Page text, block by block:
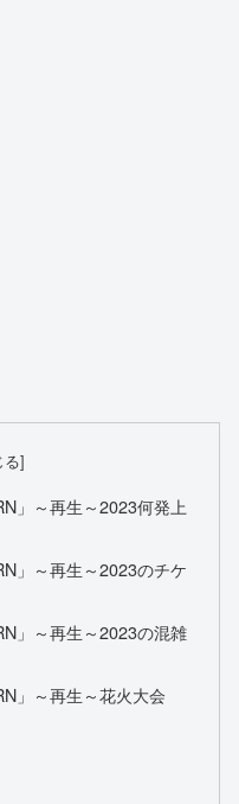
」～再生～2023何発上
」～再生～2023のチケ
」～再生～2023の混雑
」～再生～花火大会